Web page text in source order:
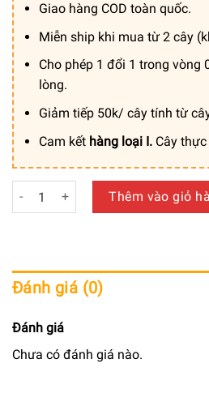
Giao hàng COD toàn quốc.
Miễn ship khi mua từ 2 cây
Cho phép 1 đổi 1 trong vòng
lòng.
Giảm tiếp 50k/ cây tính từ
Cam kết hàng loại I. Cây
Cây Phất Dụ Mảnh Giả Trang Trí
Thêm vào giỏ
Đánh giá (0)
Đánh giá
Chưa có đánh giá nào.